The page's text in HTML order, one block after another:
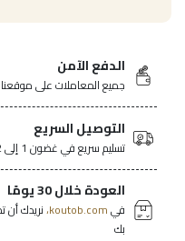
الدفع الآمن
جميع المعاملات على
التوصيل السريع
تسليم سريع في غضون 1 إلى 2 يومًا في جميع أنحاء تونس.
العودة خلال 30 يومًا
فيkoutob.com، نريدك أن
بك